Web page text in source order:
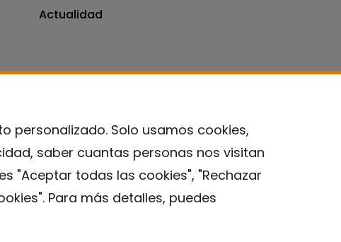
personalizado. Solo usamos cookies,
saber cuantas personas nos visitan
"Aceptar todas las cookies", "Rechazar
Para más detalles, puedes
Actualidad
Contacto
Aviso legal Política de privacidad Política de Cookies